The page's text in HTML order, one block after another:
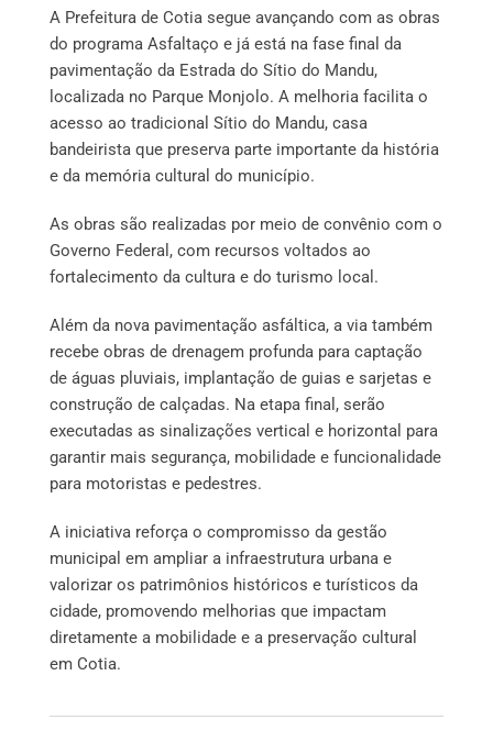
A Prefeitura de Cotia segue avançando com as obras
do programa Asfaltaço e já está na fase final da
pavimentação da Estrada do Sítio do Mandu,
localizada no Parque Monjolo. A melhoria facilita o
acesso ao tradicional Sítio do Mandu, casa
bandeirista que preserva parte importante da história
e da memória cultural do município.
As obras são realizadas por meio de convênio com o
Governo Federal, com recursos voltados ao
fortalecimento da cultura e do turismo local.
Além da nova pavimentação asfáltica, a via também
recebe obras de drenagem profunda para captação
de águas pluviais, implantação de guias e sarjetas e
construção de calçadas. Na etapa final, serão
executadas as sinalizações vertical e horizontal para
garantir mais segurança, mobilidade e funcionalidade
para motoristas e pedestres.
A iniciativa reforça o compromisso da gestão
municipal em ampliar a infraestrutura urbana e
valorizar os patrimônios históricos e turísticos da
cidade, promovendo melhorias que impactam
diretamente a mobilidade e a preservação cultural
em Cotia.